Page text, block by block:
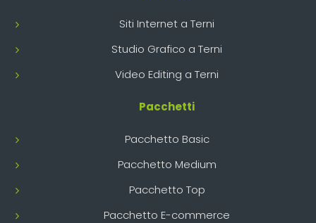
Siti Internet a Terni
Studio Grafico a Terni
Video Editing a Terni
Pacchetti
Pacchetto Basic
Pacchetto Medium
Pacchetto Top
Pacchetto E-commerce